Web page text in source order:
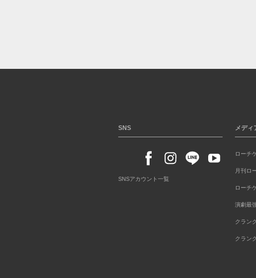
SNS
SNSアカウント一覧
メディ
ローチ
月刊ロ
ローチ
演劇最
クラン
クラン